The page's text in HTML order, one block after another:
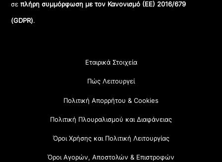
σεπλήρη συμμόρφωση με τον Κανονισμό (ΕΕ) 2016/679
(GDPR).
Εταιρικά Στοιχεία
Πώς Λειτουργεί
Πολιτική Απορρήτου & Cookies
Πολιτική Πλουραλισμού και Διαφάνειας
Όροι Χρήσης και Πολιτική Λειτουργίας
Όροι Αγορών, Αποστολών & Επιστροφών